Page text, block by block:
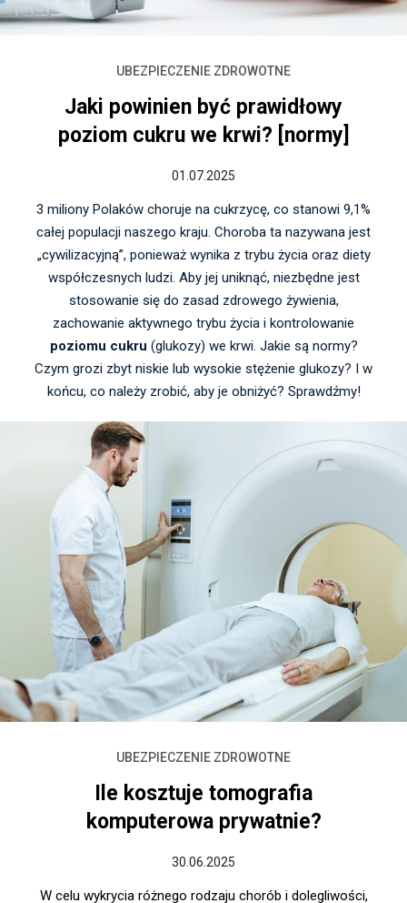
UBEZPIECZENIE ZDROWOTNE
Jaki powinien być prawidłowy
poziom cukru we krwi? [normy]
01.07.2025
3 miliony Polaków choruje na cukrzycę, co stanowi 9,1%
całej populacji naszego kraju. Choroba ta nazywana jest
„cywilizacyjną”, ponieważ wynika z trybu życia oraz diety
współczesnych ludzi. Aby jej uniknąć, niezbędne jest
stosowanie się do zasad zdrowego żywienia,
zachowanie aktywnego trybu życia i kontrolowanie
poziomu cukru (glukozy) we krwi. Jakie są normy?
Czym grozi zbyt niskie lub wysokie stężenie glukozy? I w
końcu, co należy zrobić, aby je obniżyć? Sprawdźmy!
UBEZPIECZENIE ZDROWOTNE
Ile kosztuje tomografia
komputerowa prywatnie?
30.06.2025
W celu wykrycia różnego rodzaju chorób i dolegliwości,